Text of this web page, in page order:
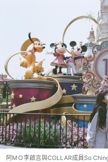
阿MＯ李啟言與COLLAR成員So